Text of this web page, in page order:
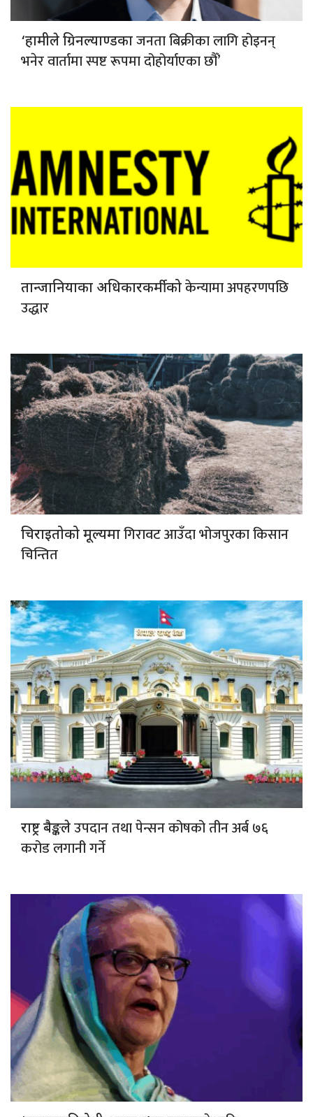
‘हामीले ग्रिनल्याण्डकाजनता बिक्रीका लागि होइनन्
भनेर वार्तामा स्पष्ट रूपमा दोहोर्याएका छौँ’
तान्जानियाका अधिकारकर्मीकोकेन्यामा अपहरणपछि
उद्धार
चिराइतोको मूल्यमागिरावट आउँदा भोजपुरका किसान
चिन्तित
राष्ट्र बैङ्कलेउपदान तथा पेन्सन कोषको तीन अर्ब ७६
करोड लगानी गर्ने